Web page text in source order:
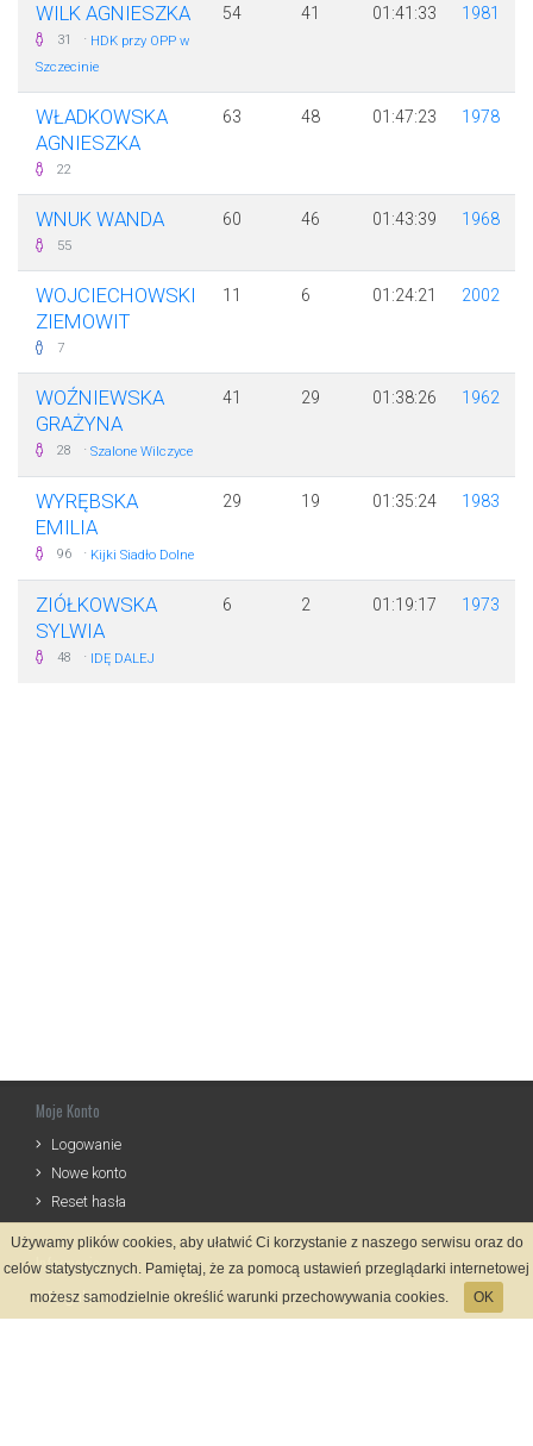
WILK AGNIESZKA
31 · HDK przy OPP w
Szczecinie
54 41 01:41:33 1981
WŁADKOWSKA
AGNIESZKA
22
63 48 01:47:23 1978
WNUK WANDA
55
60 46 01:43:39 1968
WOJCIECHOWSKI
ZIEMOWIT
7
11 6 01:24:21 2002
WOŹNIEWSKA
GRAŻYNA
28 · Szalone Wilczyce
41 29 01:38:26 1962
WYRĘBSKA
EMILIA
96 · Kijki Siadło Dolne
29 19 01:35:24 1983
ZIÓŁKOWSKA
SYLWIA
48 · IDĘ DALEJ
6 2 01:19:17 1973
Moje Konto
Logowanie
Nowe konto
Reset hasła
Informacje
Regulamin
Używamy plików cookies, aby ułatwić Ci korzystanie z naszego serwisu oraz do
celów statystycznych. Pamiętaj, że za pomocą ustawień przeglądarki internetowej
możesz samodzielnie określić warunki przechowywania cookies.
OK